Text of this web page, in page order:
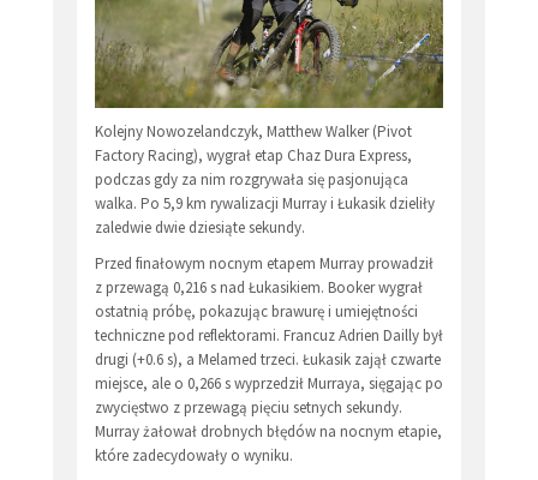
Kolejny Nowozelandczyk, Matthew Walker (Pivot
Factory Racing), wygrał etap Chaz Dura Express,
podczas gdy za nim rozgrywała się pasjonująca
walka. Po 5,9 km rywalizacji Murray i Łukasik dzieliły
zaledwie dwie dziesiąte sekundy.
Przed finałowym nocnym etapem Murray prowadził
z przewagą 0,216 s nad Łukasikiem. Booker wygrał
ostatnią próbę, pokazując brawurę i umiejętności
techniczne pod reflektorami. Francuz Adrien Dailly był
drugi (+0.6 s), a Melamed trzeci. Łukasik zajął czwarte
miejsce, ale o 0,266 s wyprzedził Murraya, sięgając po
zwycięstwo z przewagą pięciu setnych sekundy.
Murray żałował drobnych błędów na nocnym etapie,
które zadecydowały o wyniku.